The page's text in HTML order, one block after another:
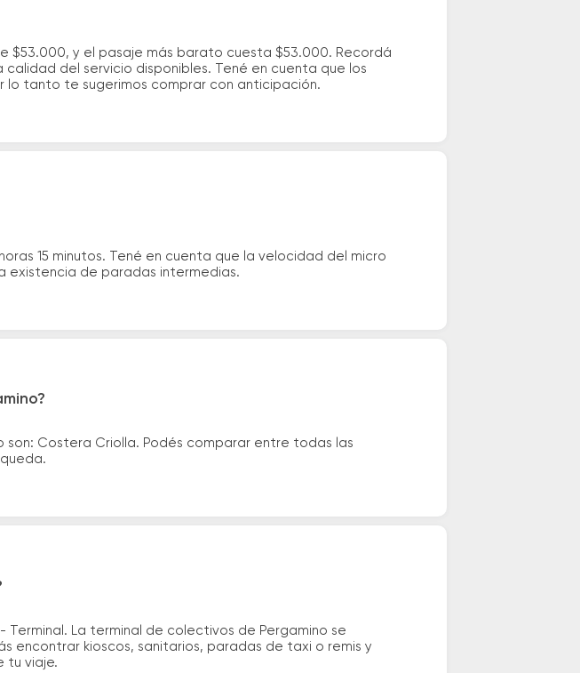
$53.000, y el pasaje más barato cuesta $53.000. Recordá
del servicio disponibles. Tené en cuenta que los
lo tanto te sugerimos comprar con anticipación.
15 minutos. Tené en cuenta que la velocidad del micro
existencia de paradas intermedias.
Costera Criolla. Podés comparar entre todas las
Terminal. La terminal de colectivos de Pergamino se
encontrar kioscos, sanitarios, paradas de taxi o remis y
tu viaje.